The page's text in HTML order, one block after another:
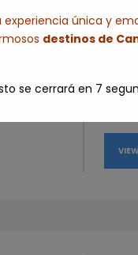
por
única y
destinos de
se cerrará en 6